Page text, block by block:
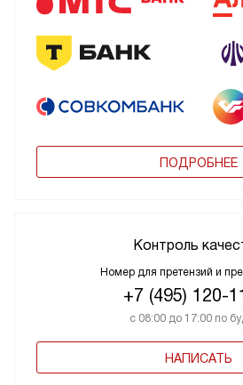
ПОДРОБНЕЕ
Контроль
Номер для претензий и
+7 (495) 120-
с 08:00 до 17:00 по
НАПИСАТЬ